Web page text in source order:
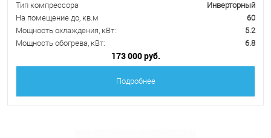
Тип компрессора
Инверторный
На помещение до, кв.м
60
Мощность охлаждения, кВт:
5.2
Мощность обогрева, кВт:
6.8
173 000 руб.
Подробнее